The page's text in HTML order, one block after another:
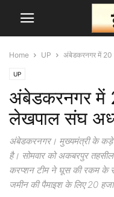
Home UP अंबेडकरनगर में 20
UP
अंबेडकरनगर में
लेखपाल संघ
अंबेडकरनगर। मुख्यमंत्री के कड़े
है। सोमवार को अकबरपुर
करप्शन टीम ने घूस की रकम के
जमीन की पैमाइश के लिए 20